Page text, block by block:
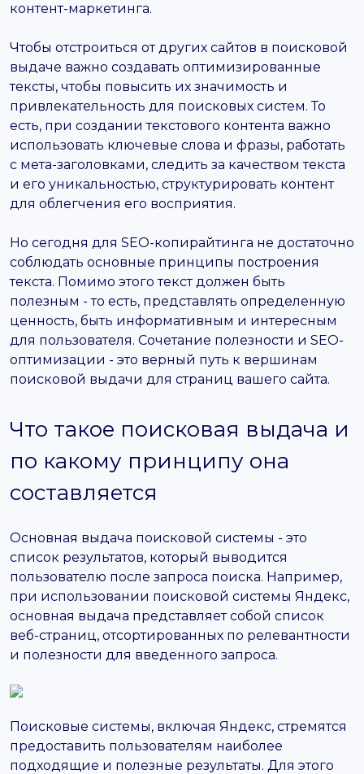
контент-маркетинга.
Чтобы отстроиться от других сайтов в поисковой
выдаче важно создавать оптимизированные
тексты, чтобы повысить их значимость и
привлекательность для поисковых систем. То
есть, при создании текстового контента важно
использовать ключевые слова и фразы, работать
с мета-заголовками, следить за качеством текста
и его уникальностью, структурировать контент
для облегчения его восприятия.
Но сегодня для SEO-копирайтинга не достаточно
соблюдать основные принципы построения
текста. Помимо этого текст должен быть
полезным - то есть, представлять определенную
ценность, быть информативным и интересным
для пользователя. Сочетание полезности и SEO-
оптимизации - это верный путь к вершинам
поисковой выдачи для страниц вашего сайта.
Что такое поисковая выдача и
по какому принципу она
составляется
Основная выдача поисковой системы - это
список результатов, который выводится
пользователю после запроса поиска. Например,
при использовании поисковой системы Яндекс,
основная выдача представляет собой список
веб-страниц, отсортированных по релевантности
и полезности для введенного запроса.
Поисковые системы, включая Яндекс, стремятся
предоставить пользователям наиболее
подходящие и полезные результаты. Для этого